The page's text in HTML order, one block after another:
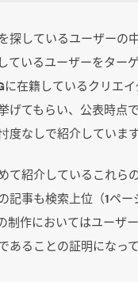
探しているユーザーの
ているユーザーをター
在籍しているクリエ
げてもらい、公表時点
度なしで紹介しています
て紹介しているこれら
記事も検索上位（1ペ
制作においてはユーザ
あることの証明になっ